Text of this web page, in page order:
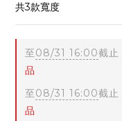
共3款寬度
至08/31 16:00截止
品
至08/31 16:00截止
品